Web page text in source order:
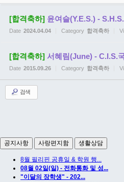
[합격축하] 윤여슬(Y.E.S.) -
Date 2024.04.04 Category 합격축하
[합격축하] 서혜림(June) -
Date 2015.09.26 Category 합격축하
검색
공지사항 사랑편지함 생활상담
8월 필리핀 공휴일 & 학원 행...
08월 02일(일) - 전화통화 및 성...
"이달의 장학생" - 202...